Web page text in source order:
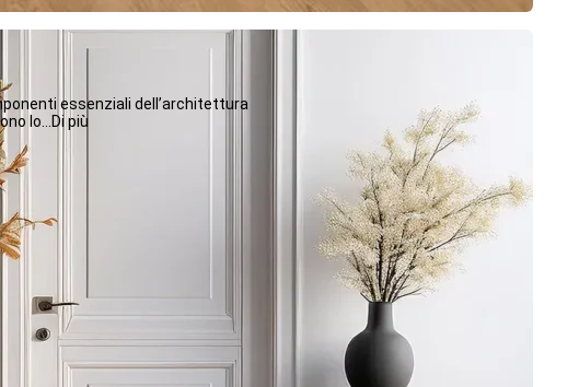
essenziali dell’architettura
lo...Di più